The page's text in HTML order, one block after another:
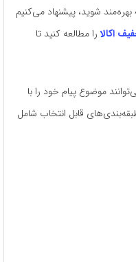
شوید، پیشنهاد می‌کنیم
اکالا را مطالعه کنید تا
موضوع پیام خود را با
قابل انتخاب شامل